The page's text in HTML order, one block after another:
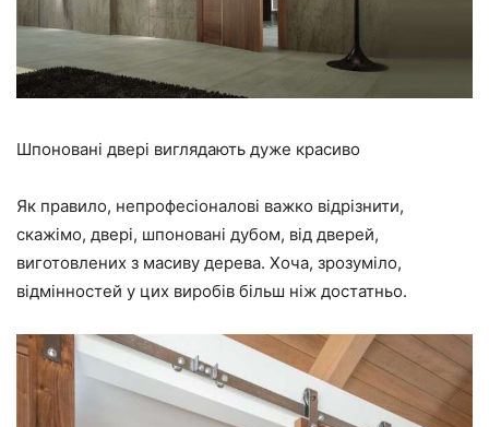
Шпоновані двері виглядають дуже красиво
Як правило, непрофесіоналові важко відрізнити,
скажімо, двері, шпоновані дубом, від дверей,
виготовлених з масиву дерева. Хоча, зрозуміло,
відмінностей у цих виробів більш ніж достатньо.